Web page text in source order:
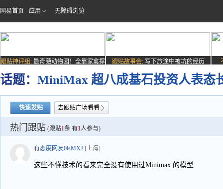
网易首页 应用 无障碍浏览
跟贴神评组: 最奇葩动物园！全靠家禽撑
跟贴故事会: 写下旅途中被坑的经历
话题： MiniMax 超八成基石投资人表态
快速发贴 去跟贴广场看看
热门跟贴 (跟贴1条 有1人参与)
有态度网友0isMXJ [上海]
这些不懂技术的看来完全没有使用过Minimax 的模型